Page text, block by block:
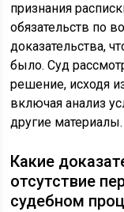
признания
обязательств по
доказательства,
было. Суд
решение, исходя
включая анализ
другие материалы.
Какие
отсутствие
судебном